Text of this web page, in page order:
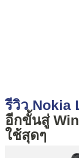
รีวิว Nokia
อีกขั้นสู่
ใช้สุดๆ